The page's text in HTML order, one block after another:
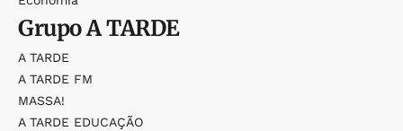
GrupoA TARDE
A TARDE
A TARDE FM
MASSA!
A TARDE EDUCAÇÃO